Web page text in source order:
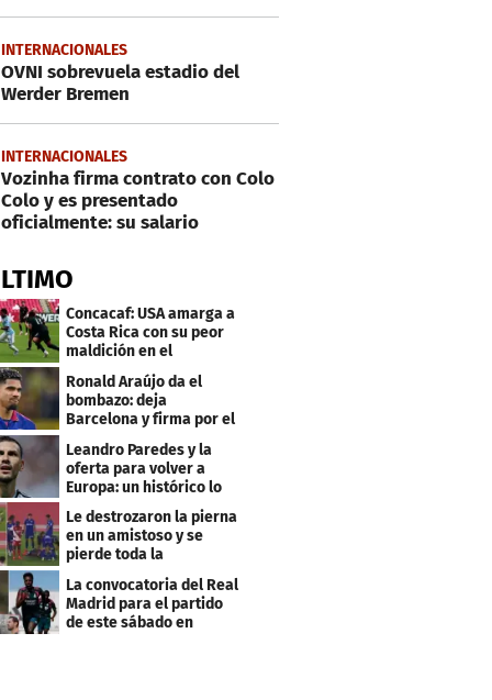
INTERNACIONALES
OVNI sobrevuela estadio del
Werder Bremen
INTERNACIONALES
Vozinha firma contrato con Colo
Colo y es presentado
oficialmente: su salario
Concacaf: USA amarga a
Costa Rica con su peor
maldición en el
premundial Sub-20
Ronald Araújo da el
bombazo: deja
Barcelona y firma por el
club menos pensado
Leandro Paredes y la
oferta para volver a
Europa: un histórico lo
quiere comprar
Le destrozaron la pierna
en un amistoso y se
pierde toda la
temporada en LaLiga
La convocatoria del Real
Madrid para el partido
de este sábado en